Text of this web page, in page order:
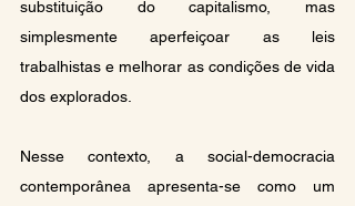
substituição do capitalismo, mas
simplesmente aperfeiçoar as leis
trabalhistas e melhorar as condições de vida
dos explorados.
Nesse contexto, a social-democracia
contemporânea apresenta-se como um